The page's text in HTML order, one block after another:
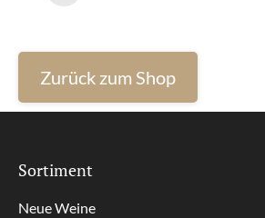
Zurück zum Shop
Sortiment
Neue Weine